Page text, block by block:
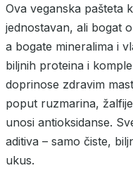
Ova veganska pašteta
jednostavan, ali bogat
a bogate mineralima i
biljnih proteina i
doprinose zdravim
poput ruzmarina,
unosi antioksidanse.
aditiva – samo čiste,
ukus.